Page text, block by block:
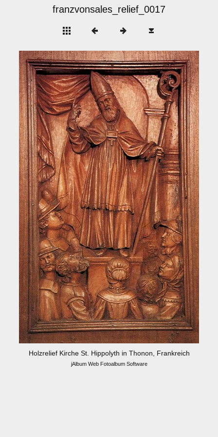
franzvonsales_relief_0017
Holzrelief Kirche St. Hippolyth in Thonon, Frankreich
jAlbum Web Fotoalbum Software